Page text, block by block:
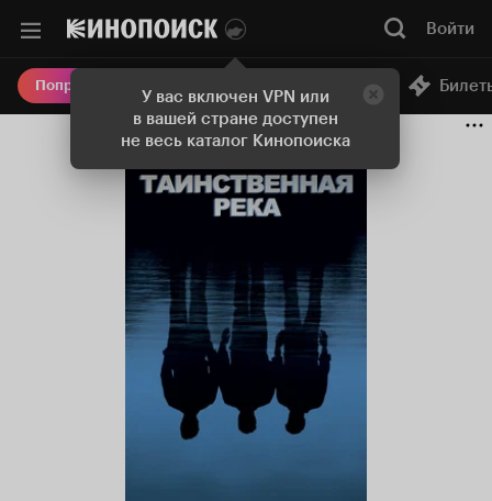
У вас включен VPN или
в вашей стране доступен
не весь каталог Кинопоиска
Войти
Попробовать Плюс Онлайн-кинотеатр